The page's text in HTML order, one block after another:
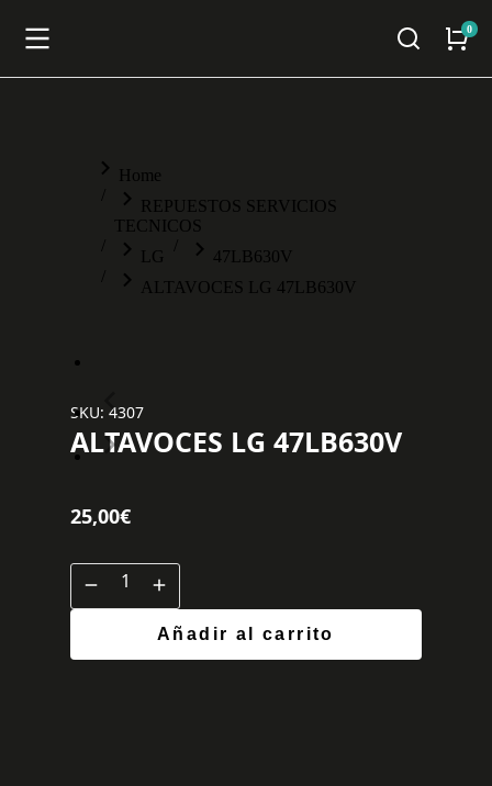
You are here:
Home
REPUESTOS SERVICIOS
TECNICOS
LG
47LB630V
ALTAVOCES LG 47LB630V
SKU: 4307
ALTAVOCES LG 47LB630V
25,00€
Añadir al carrito